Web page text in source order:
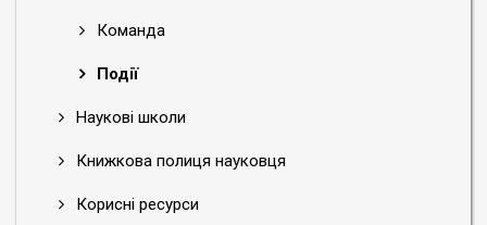
Команда
Події
Наукові школи
Книжкова полиця науковця
Корисні ресурси